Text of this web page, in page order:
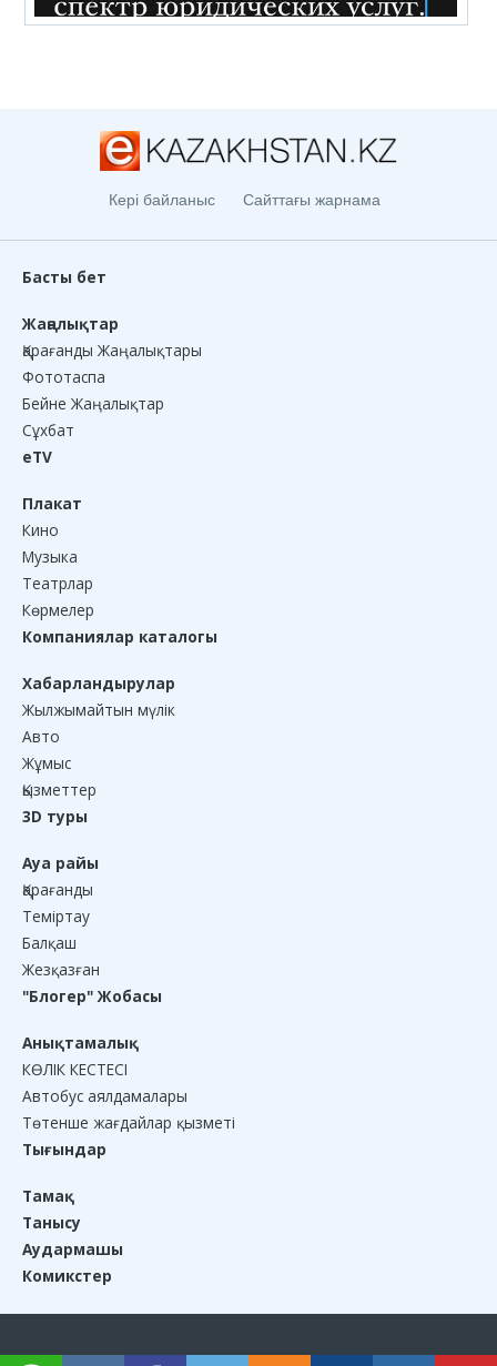
Кері байланыс Сайттағы жарнама
Басты бет
Жаңалықтар
Қарағанды Жаңалықтары
Фототаспа
Бейне Жаңалықтар
Сұхбат
eTV
Плакат
Кино
Музыка
Театрлар
Көрмелер
Компаниялар каталогы
Хабарландырулар
Жылжымайтын мүлік
Авто
Жұмыс
Қызметтер
3D туры
Ауа райы
Қарағанды
Теміртау
Балқаш
Жезқазған
"Блогер" Жобасы
Анықтамалық
КӨЛІК КЕСТЕСІ
Автобус аялдамалары
Төтенше жағдайлар қызметі
Тығындар
Тамақ
Танысу
Аудармашы
Комикстер